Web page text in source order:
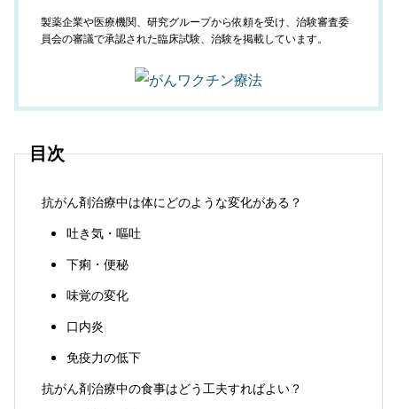
製薬企業や医療機関、研究グループから依頼を受け、治験審査委
員会の審議で承認された臨床試験、治験を掲載しています。
目次
抗がん剤治療中は体にどのような変化がある？
吐き気・嘔吐
下痢・便秘
味覚の変化
口内炎
免疫力の低下
抗がん剤治療中の食事はどう工夫すればよい？